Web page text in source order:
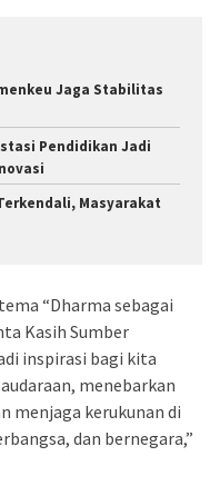
Jaga Stabilitas
Pendidikan Jadi
Masyarakat
“Dharma sebagai
Kasih Sumber
inspirasi bagi kita
menebarkan
menjaga kerukunan di
dan bernegara,”